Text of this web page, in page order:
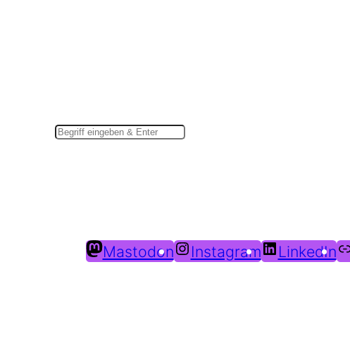
Mastodon Instagram LinkedIn